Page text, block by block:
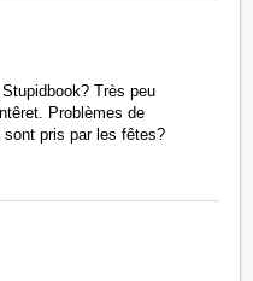
Très peu
Problèmes de
pris par les fêtes?